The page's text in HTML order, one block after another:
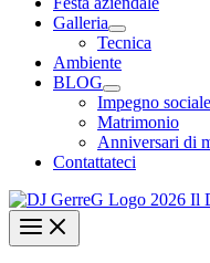
Galleria
Tecnica
Ambiente
BLOG
Impegno sociale
Matrimonio
Anniversari di
Contattateci